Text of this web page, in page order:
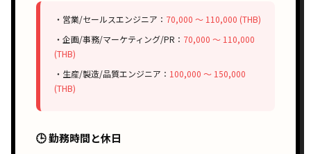
・営業/セールスエンジニア： 70,000 〜 110,000 (THB)
・企画/事務/マーケティング/PR： 70,000 〜 110,000
(THB)
・生産/製造/品質エンジニア： 100,000 〜 150,000
(THB)
🕒 勤務時間と休日